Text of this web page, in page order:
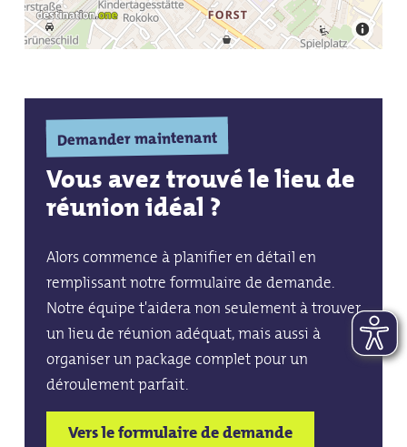
Demander maintenant
Vous avez trouvé le lieu de
réunion idéal ?
Alors commence à planifier en détail en
remplissant notre formulaire de demande.
Notre équipe t'aidera non seulement à trouver
un lieu de réunion adéquat, mais aussi à
organiser un package complet pour un
déroulement parfait.
Vers le formulaire de demande